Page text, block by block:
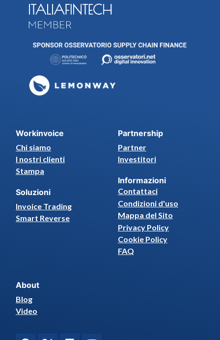
Workinvoice
Chi siamo
I nostri clienti
Stampa
Soluzioni
Invoice Trading
Smart Reverse
Partnership
Partner
Investitori
Informazioni
Contattaci
Condizioni d'uso
Mappa del Sito
Privacy Policy
Cookie Policy
FAQ
About
Blog
Video